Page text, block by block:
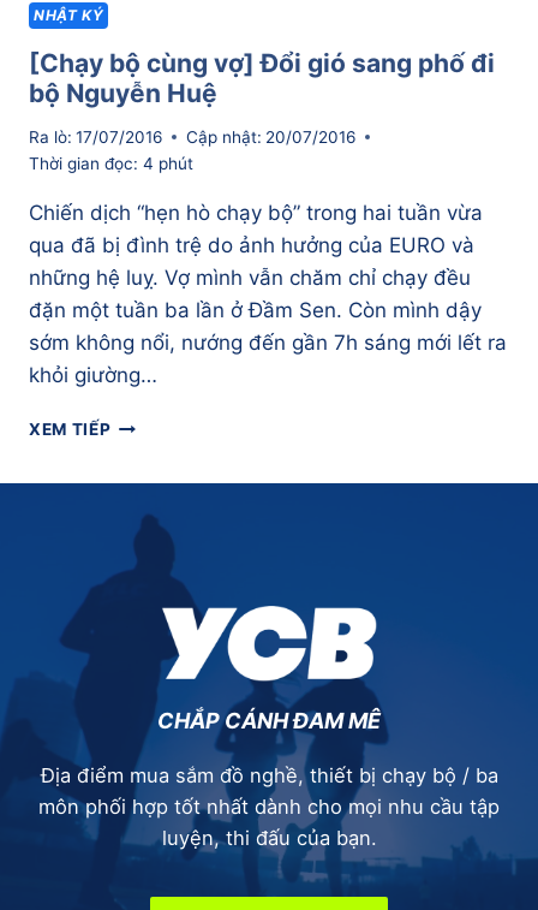
NHẬT KÝ
[Chạy bộ cùng vợ] Đổi gió sang phố đi
bộ Nguyễn Huệ
Ra lò: 17/07/2016 Cập nhật: 20/07/2016
Thời gian đọc: 4 phút
Chiến dịch “hẹn hò chạy bộ” trong hai tuần vừa
qua đã bị đình trệ do ảnh hưởng của EURO và
những hệ luỵ. Vợ mình vẫn chăm chỉ chạy đều
đặn một tuần ba lần ở Đầm Sen. Còn mình dậy
sớm không nổi, nướng đến gần 7h sáng mới lết ra
khỏi giường…
XEM TIẾP[CHẠY
ĐỔI
GIÓ
SANG
NGUYỄN
CHẮP CÁNH ĐAM MÊ
Địa điểm mua sắm đồ nghề, thiết bị chạy bộ / ba
môn phối hợp tốt nhất dành cho mọi nhu cầu tập
luyện, thi đấu của bạn.